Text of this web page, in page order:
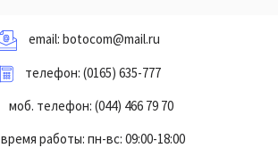
email: botocom@mail.ru
телефон: (0165) 635-777
моб. телефон: (044) 466 79 70
время работы: пн-вс: 09:00-18:00